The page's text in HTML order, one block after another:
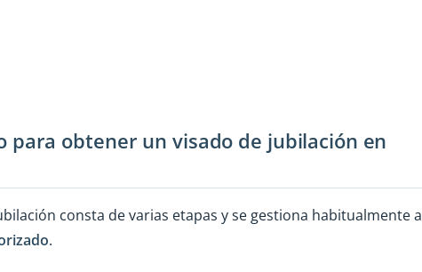
obtener un visado de jubilación en
consta de varias etapas y se gestiona habitualmente a
.